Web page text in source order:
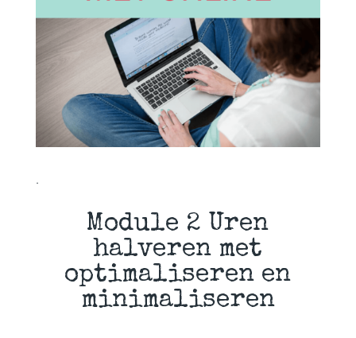
.
Module 2 Uren
halveren met
optimaliseren en
minimaliseren